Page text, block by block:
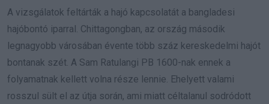
A vizsgálatok feltárták a hajó kapcsolatát a bangladesi
hajóbontó iparral. Chittagongban, az ország második
legnagyobb városában évente több száz kereskedelmi hajót
bontanak szét. A Sam Ratulangi PB 1600-nak ennek a
folyamatnak kellett volna része lennie. Ehelyett valami
rosszul sült el az útja során, ami miatt céltalanul sodródott